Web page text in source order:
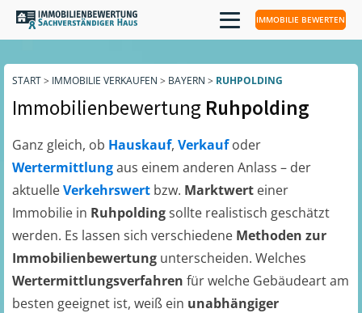
IMMOBILIE BEWERTEN
START> IMMOBILIE VERKAUFEN > BAYERN > RUHPOLDING
Immobilienbewertung Ruhpolding
Ganz gleich, ob Hauskauf, Verkaufoder
Wertermittlungaus einem anderen Anlass – der
aktuelleVerkehrswert bzw. Marktwert einer
Immobilie in Ruhpoldingsollte realistisch geschätzt
werden. Es lassen sich verschiedene Methoden zur
Immobilienbewertung unterscheiden. Welches
Wertermittlungsverfahren für welche Gebäudeart am
besten geeignet ist, weiß ein unabhängiger